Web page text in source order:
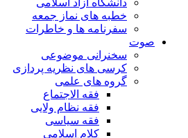
خطبه های نماز جمعه
سفرنامه ها و خاطرات
صوت
سخنرانی موضوعی
کرسی های نظریه پردازی
گروه های علمی
فقه الاجتماع
فقه نظام ولایی
فقه سیاسی
کلام اسلامی